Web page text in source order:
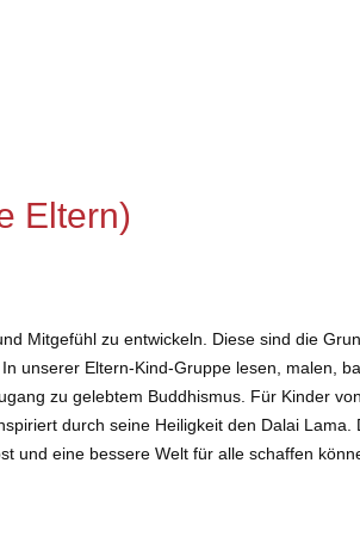
Eltern)
Mitgefühl zu entwickeln. Diese sind die
unserer Eltern-Kind-Gruppe lesen, malen,
zu gelebtem Buddhismus. Für Kinder
durch seine Heiligkeit den Dalai
und eine bessere Welt für alle schaffen